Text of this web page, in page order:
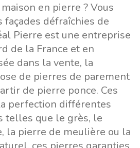
en pierre ? Vous
défraîchies de
Pierre est une entreprise
de la France et en
dans la vente, la
de pierres de parement
de pierre ponce. Ces
perfection différentes
telles que le grès, le
la pierre de meulière ou la